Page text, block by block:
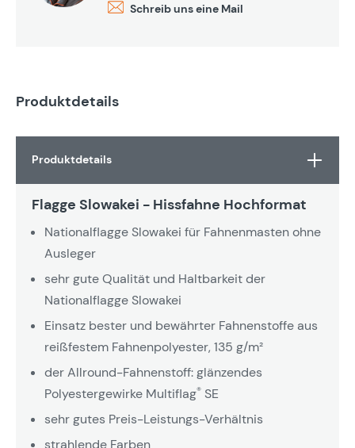
Schreib uns eine Mail
Produktdetails
Produktdetails
Flagge Slowakei - Hissfahne Hochformat
Nationalflagge Slowakei für Fahnenmasten ohne
Ausleger
sehr gute Qualität und Haltbarkeit der
Nationalflagge Slowakei
Einsatz bester und bewährter Fahnenstoffe aus
reißfestem Fahnenpolyester, 135 g/m²
der Allround-Fahnenstoff: glänzendes
Polyestergewirke Multiflag® SE
sehr gutes Preis-Leistungs-Verhältnis
strahlende Farben